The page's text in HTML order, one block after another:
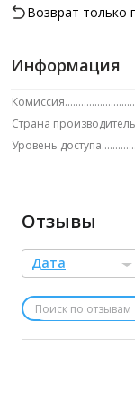
Возврат только
Информация
Комиссия
Страна производитель
Уровень доступа
Отзывы
Дата